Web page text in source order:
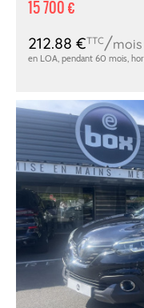
15 700 €